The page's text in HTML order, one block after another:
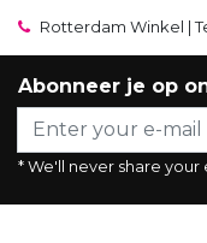
Rotterdam Winkel |
Abonneer je op
* We'll never share